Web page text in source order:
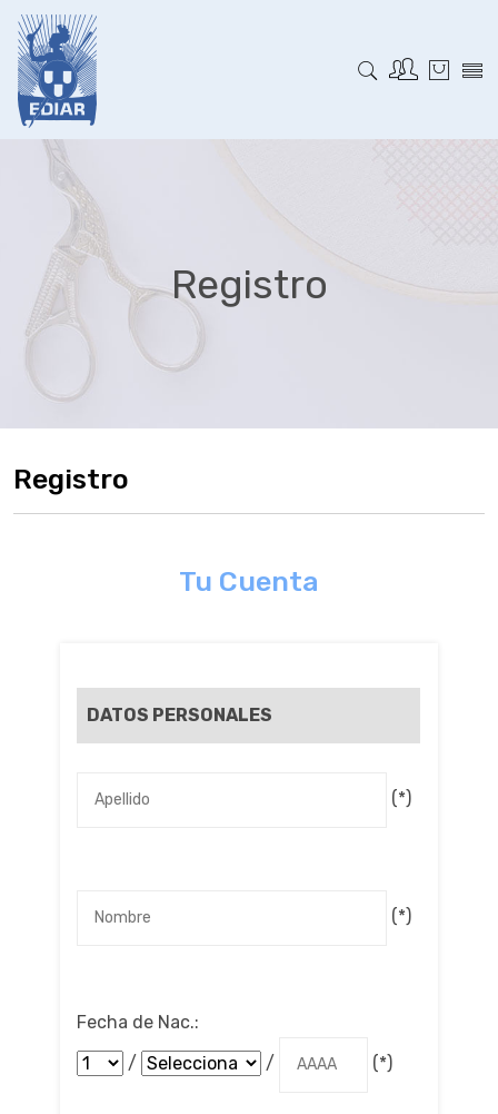
Registro
Registro
Tu Cuenta
DATOS PERSONALES
(*)
(*)
Fecha de Nac.:
/
/ (*)